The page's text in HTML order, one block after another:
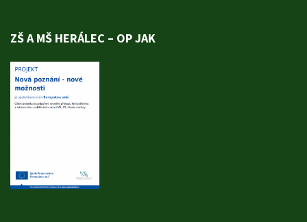
ZŠ A MŠ HERÁLEC – OP JAK